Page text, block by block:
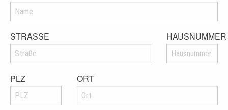
STRASSE HAUSNUMMER
PLZ ORT